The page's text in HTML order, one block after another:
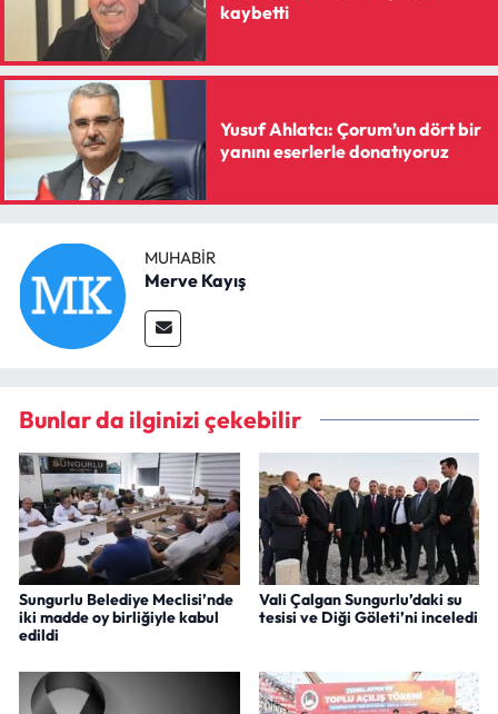
kaybetti
Yusuf Ahlatcı: Çorum’un dört bir
yanını eserlerle donatıyoruz
MUHABIR
Merve Kayış
Bunlar da ilginizi çekebilir
Sungurlu Belediye Meclisi’nde
iki madde oy birliğiyle kabul
edildi
Vali Çalgan Sungurlu’daki su
tesisi ve Diği Göleti’ni inceledi
Yaşam
Yayla Haber
Yemek Tarifleri
Yerel Haberler